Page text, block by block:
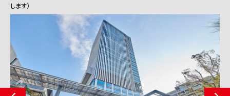
します）